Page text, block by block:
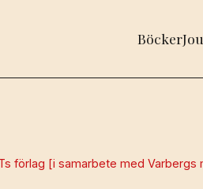
Böcker
förlag [i samarbete med